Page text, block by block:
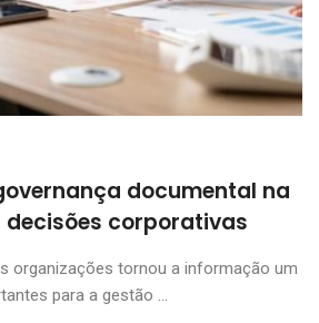
documental na
corporativas
organizações tornou a informação um
para a gestão ...